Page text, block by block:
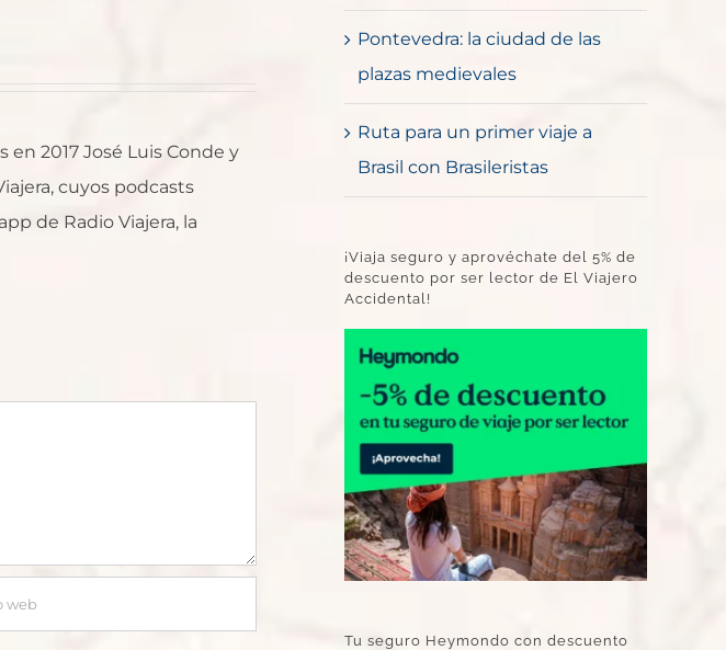
2017 José Luis Conde y
cuyos podcasts
de Radio Viajera, la
Pontevedra: la ciudad de las
plazas medievales
Ruta para un primer viaje a
Brasil con Brasileristas
¡Viaja seguro y aprovéchate del 5% de
descuento por ser lector de El Viajero
Accidental!
Tu seguro Heymondo con descuento